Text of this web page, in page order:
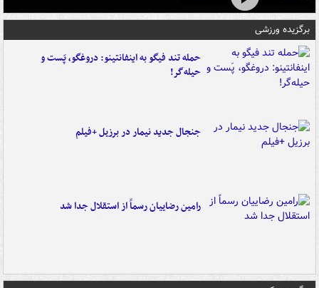
برگزیده ورزشی
حمله تند فیگو به اینفانتینو: دروغگو، پَست‌ و
حیله‌گر!
جنجال جدید نیمار در برزیل +فیلم
رامین رضاییان رسماً از استقلال جدا شد